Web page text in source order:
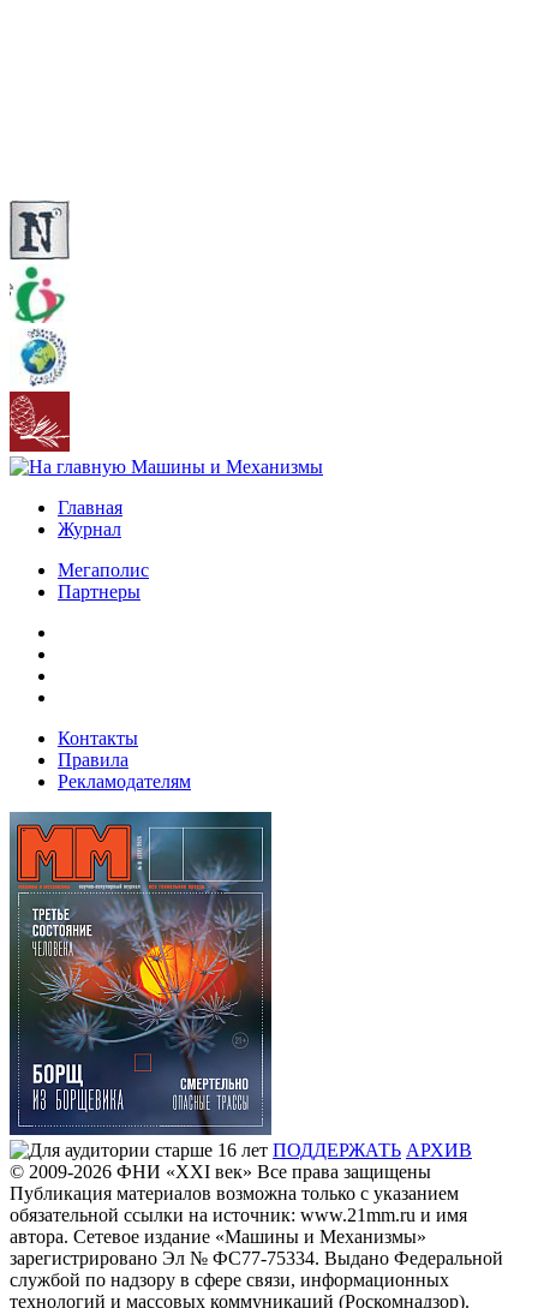
Главная
Журнал
Мегаполис
Партнеры
Контакты
Правила
Рекламодателям
ПОДДЕРЖАТЬ АРХИВ
© 2009-2026 ФHИ «XXI век» Все права защищены
Публикация материалов возможна только с указанием
обязательной ссылки на источник: www.21mm.ru и имя
автора. Сетевое издание «Машины и Механизмы»
зарегистрировано Эл № ФС77-75334. Выдано Федеральной
службой по надзору в сфере связи, информационных
технологий и массовых коммуникаций (Роскомнадзор).